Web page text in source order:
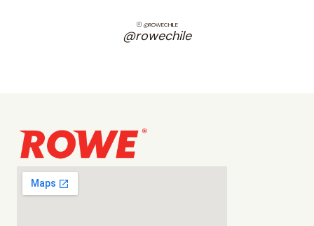
@ROWECHILE
@rowechile